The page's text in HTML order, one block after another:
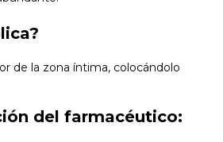
de la zona íntima, colocándolo
del farmacéutico: